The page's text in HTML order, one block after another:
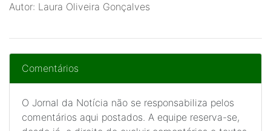
Autor: Laura Oliveira Gonçalves
Comentários
O Jornal da Notícia não se responsabiliza pelos
comentários aqui postados. A equipe reserva-se,